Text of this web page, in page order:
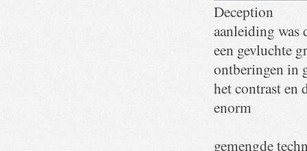
Deception
aanleiding was
een gevluchte
ontberingen in
het contrast en
enorm
gemengde